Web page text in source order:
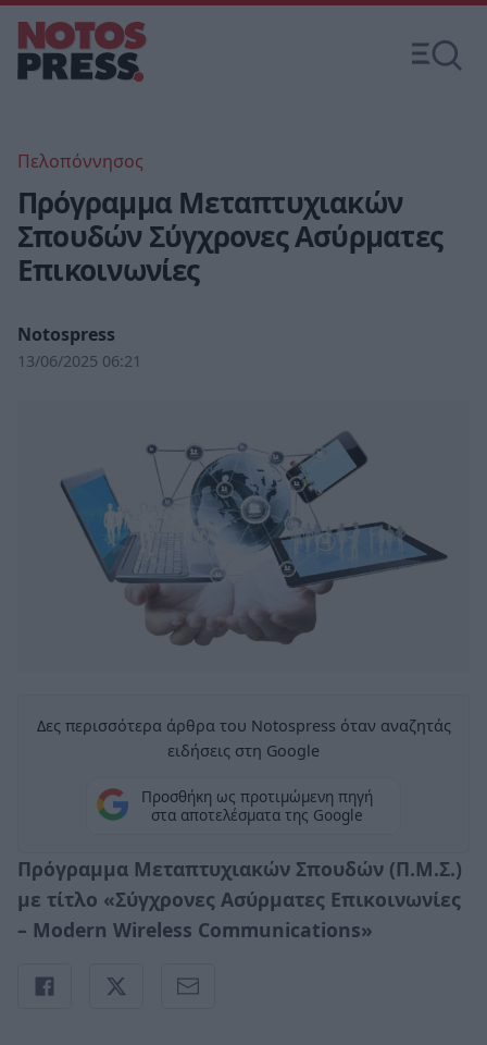
Πελοπόννησος
Πρόγραμμα Μεταπτυχιακών
Σπουδών Σύγχρονες Ασύρματες
Επικοινωνίες
Notospress
13/06/2025 06:21
Δες περισσότερα άρθρα του Notospress όταν αναζητάς
ειδήσεις στη Google
Προσθήκη ως προτιμώμενη πηγή
στα αποτελέσματα της Google
Πρόγραμμα Μεταπτυχιακών Σπουδών (Π.Μ.Σ.)
με τίτλο «Σύγχρονες Ασύρματες Επικοινωνίες
– Modern Wireless Communications»